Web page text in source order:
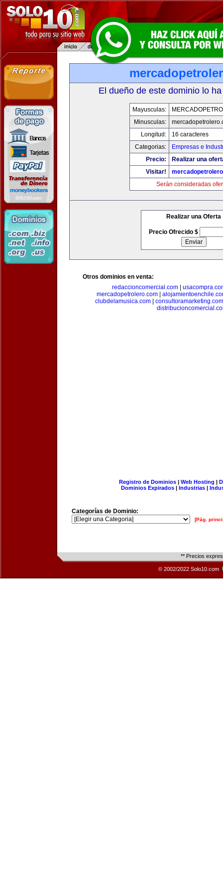
El dueño de este dominio lo
Mayusculas:
Minusculas:
Longitud:
16 caracteres
Categorias:
Empresas e
Precio:
Realizar una
Visitar!
Serán consideradas
Realizar una Oferta
Precio Ofrecido $
Otros dominios en venta:
redaccioncomercial.com
mercadopetrolero.com|
clubdelamusica.com
consultoramarketing.com
Registro de Dominios| Web Hosting |
Dominios Expirados | Industrias |
Categorías de Dominio:
[Pág.
** Precios
© 2002/2022 Solo10.com